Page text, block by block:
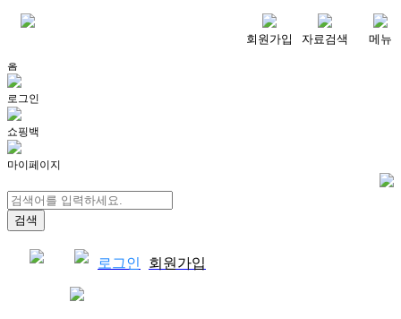
회원가입 자료검색 메뉴
홈
로그인
쇼핑백
마이페이지
로그인 회원가입